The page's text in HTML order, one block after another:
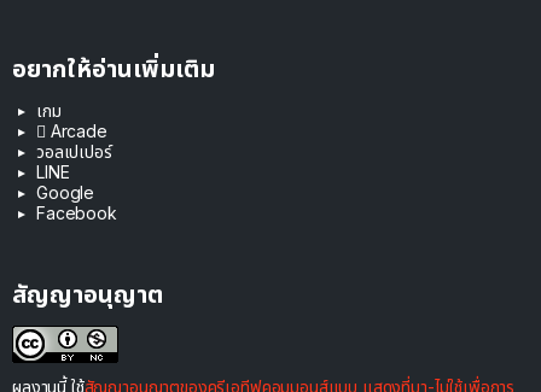
อยากให้อ่านเพิ่มเติม
เกม
 Arcade
วอลเปเปอร์
LINE
Google
Facebook
สัญญาอนุญาต
ผลงานนี้ ใช้สัญญาอนุญาตของครีเอทีฟคอมมอนส์แบบ แสดงที่มา-ไม่ใช้เพื่อการ